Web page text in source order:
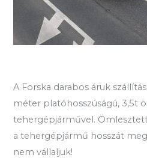
A Forska darabos áruk
méter platóhosszúságú, 3,5t
tehergépjárművel.
a tehergépjármű hosszát
nem vállaljuk!